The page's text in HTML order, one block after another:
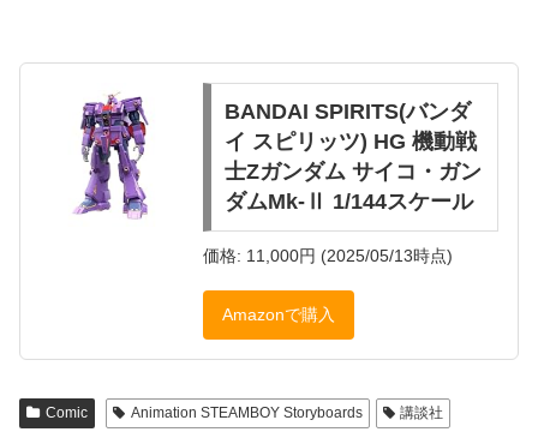
BANDAI SPIRITS(バンダ
イ スピリッツ) HG 機動戦
士Zガンダム サイコ・ガン
ダムMk-Ⅱ 1/144スケール
価格: 11,000円 (2025/05/13時点)
Amazonで購入
Comic Animation STEAMBOY Storyboards 講談社